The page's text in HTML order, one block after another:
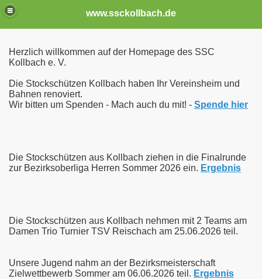
www.ssckollbach.de
Herzlich willkommen auf der Homepage des SSC
Kollbach e. V.
Die Stockschützen Kollbach haben Ihr Vereinsheim und
Bahnen renoviert.
Wir bitten um Spenden - Mach auch du mit! - Spende hier
Die Stockschützen aus Kollbach ziehen in die Finalrunde
zur Bezirksoberliga Herren Sommer 2026 ein. Ergebnis
Die Stockschützen aus Kollbach nehmen mit 2 Teams am
Damen Trio Turnier TSV Reischach am 25.06.2026 teil.
Unsere Jugend nahm an der Bezirksmeisterschaft
Zielwettbewerb Sommer am 06.06.2026 teil. Ergebnis